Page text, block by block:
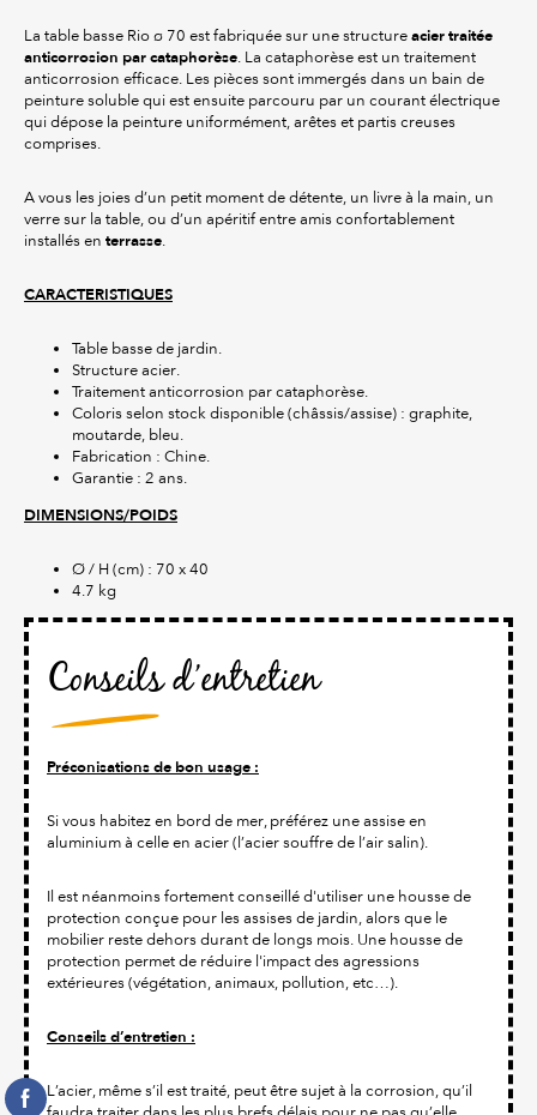
La table basse Rio ø 70 est fabriquée sur une structure acier traitée
anticorrosion par cataphorèse. La cataphorèse est un traitement
anticorrosion efficace. Les pièces sont immergés dans un bain de
peinture soluble qui est ensuite parcouru par un courant électrique
qui dépose la peinture uniformément, arêtes et partis creuses
comprises.
A vous les joies d’un petit moment de détente, un livre à la main, un
verre sur la table, ou d’un apéritif entre amis confortablement
installés en terrasse.
CARACTERISTIQUES
Table basse de jardin.
Structure acier.
Traitement anticorrosion par cataphorèse.
Coloris selon stock disponible (châssis/assise) : graphite,
moutarde, bleu.
Fabrication : Chine.
Garantie : 2 ans.
DIMENSIONS/POIDS
Ø / H (cm) : 70 x 40
4.7 kg
Conseils d’entretien
Préconisations de bon usage :
Si vous habitez en bord de mer, préférez une assise en
aluminium à celle en acier (l’acier souffre de l’air salin).
Il est néanmoins fortement conseillé d'utiliser une housse de
protection conçue pour les assises de jardin, alors que le
mobilier reste dehors durant de longs mois. Une housse de
protection permet de réduire l'impact des agressions
extérieures (végétation, animaux, pollution, etc…).
Conseils d’entretien :
L’acier, même s’il est traité, peut être sujet à la corrosion, qu’il